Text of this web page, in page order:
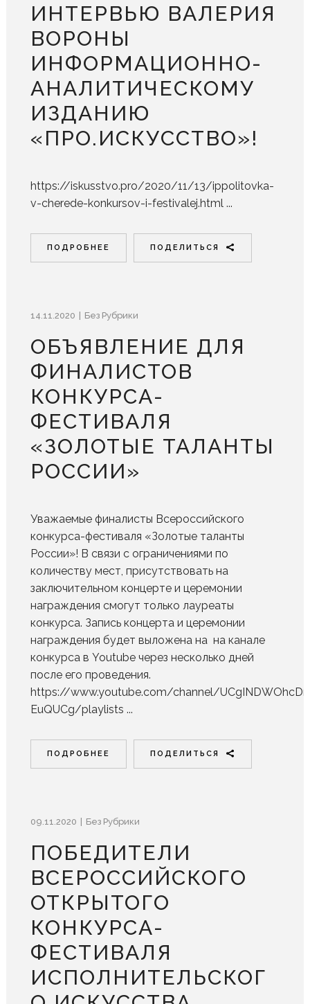
ИНТЕРВЬЮ ВАЛЕРИЯ
ВОРОНЫ
ИНФОРМАЦИОННО-
АНАЛИТИЧЕСКОМУ
ИЗДАНИЮ
«ПРО.ИСКУССТВО»!
https://iskusstvo.pro/2020/11/13/ippolitovka-
v-cherede-konkursov-i-festivalej.html ...
ПОДРОБНЕЕ ПОДЕЛИТЬСЯ
14.11.2020 Без Рубрики
ОБЪЯВЛЕНИЕ ДЛЯ
ФИНАЛИСТОВ
КОНКУРСА-
ФЕСТИВАЛЯ
«ЗОЛОТЫЕ ТАЛАНТЫ
РОССИИ»
Уважаемые финалисты Всероссийского
конкурса-фестиваля «Золотые таланты
России»! В связи с ограничениями по
количеству мест, присутствовать на
заключительном концерте и церемонии
награждения смогут только лауреаты
конкурса. Запись концерта и церемонии
награждения будет выложена на на канале
конкурса в Youtube через несколько дней
после его проведения.
https://www.youtube.com/channel/
EuQUCg/playlists ...
ПОДРОБНЕЕ ПОДЕЛИТЬСЯ
09.11.2020 Без Рубрики
ПОБЕДИТЕЛИ
ВСЕРОССИЙСКОГО
ОТКРЫТОГО
КОНКУРСА-
ФЕСТИВАЛЯ
ИСПОЛНИТЕЛЬСКОГ